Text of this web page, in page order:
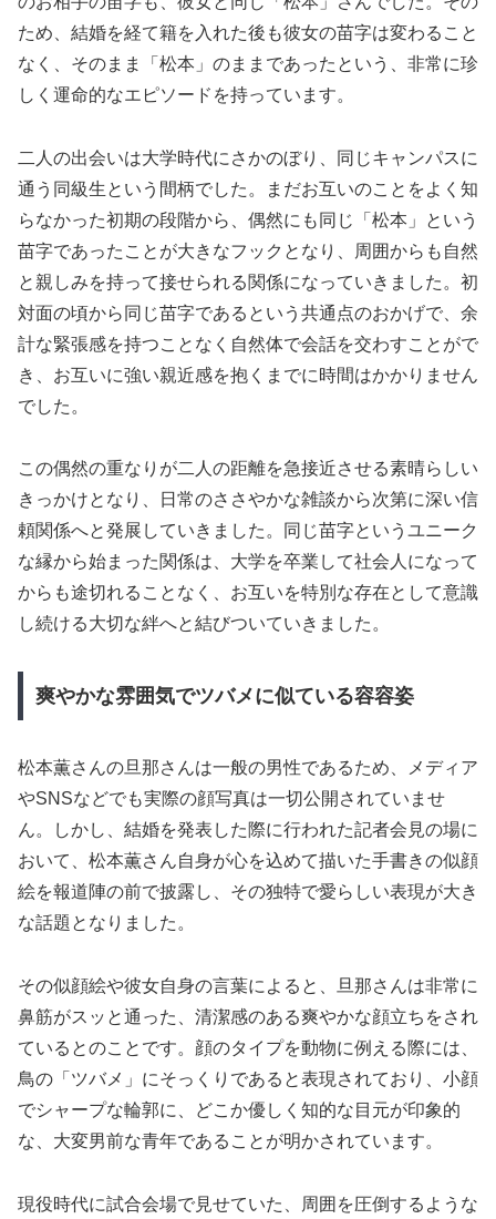
ため、結婚を経て籍を入れた後も彼女の苗字は変わること
なく、そのまま「松本」のままであったという、非常に珍
しく運命的なエピソードを持っています。
二人の出会いは大学時代にさかのぼり、同じキャンパスに
通う同級生という間柄でした。まだお互いのことをよく知
らなかった初期の段階から、偶然にも同じ「松本」という
苗字であったことが大きなフックとなり、周囲からも自然
と親しみを持って接せられる関係になっていきました。初
対面の頃から同じ苗字であるという共通点のおかげで、余
計な緊張感を持つことなく自然体で会話を交わすことがで
き、お互いに強い親近感を抱くまでに時間はかかりません
でした。
この偶然の重なりが二人の距離を急接近させる素晴らしい
きっかけとなり、日常のささやかな雑談から次第に深い信
頼関係へと発展していきました。同じ苗字というユニーク
な縁から始まった関係は、大学を卒業して社会人になって
からも途切れることなく、お互いを特別な存在として意識
し続ける大切な絆へと結びついていきました。
爽やかな雰囲気でツバメに似ている容容姿
松本薫さんの旦那さんは一般の男性であるため、メディア
やSNSなどでも実際の顔写真は一切公開されていませ
ん。しかし、結婚を発表した際に行われた記者会見の場に
おいて、松本薫さん自身が心を込めて描いた手書きの似顔
絵を報道陣の前で披露し、その独特で愛らしい表現が大き
な話題となりました。
その似顔絵や彼女自身の言葉によると、旦那さんは非常に
鼻筋がスッと通った、清潔感のある爽やかな顔立ちをされ
ているとのことです。顔のタイプを動物に例える際には、
鳥の「ツバメ」にそっくりであると表現されており、小顔
でシャープな輪郭に、どこか優しく知的な目元が印象的
な、大変男前な青年であることが明かされています。
現役時代に試合会場で見せていた、周囲を圧倒するような